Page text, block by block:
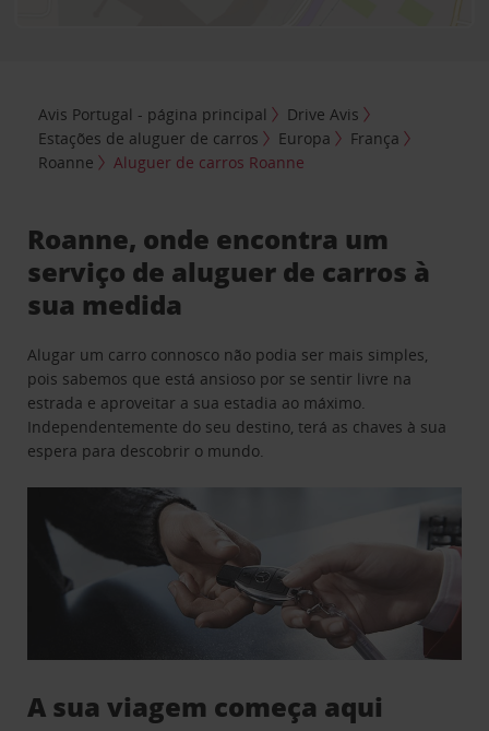
Avis Portugal - página principal
Drive Avis
Estações de aluguer de carros
Europa
França
Roanne
Aluguer de carros Roanne
Roanne, onde encontra um
serviço de aluguer de carros à
sua medida
Alugar um carro connosco não podia ser mais simples,
pois sabemos que está ansioso por se sentir livre na
estrada e aproveitar a sua estadia ao máximo.
Independentemente do seu destino, terá as chaves à sua
espera para descobrir o mundo.
A sua viagem começa aqui